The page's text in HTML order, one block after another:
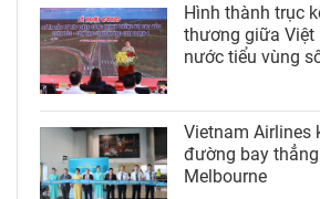
Hình thành trục
thương giữa Việt
nước tiểu vùng
Vietnam Airlines
đường bay
Melbourne